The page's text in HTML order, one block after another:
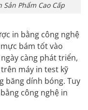
Phẩm Cao Cấp
in bằng công nghệ
bám tốt vào
càng phát triển,
máy in test kỹ
băng dính bóng. Tuy
công nghệ in